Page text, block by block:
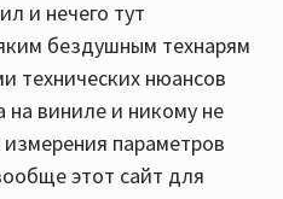
и нечего тут
бездушным технарям
технических нюансов
на виниле и никому не
параметров
этот сайт для